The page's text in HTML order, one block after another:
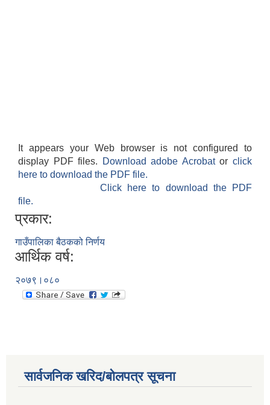
It appears your Web browser is not configured to
display PDF files.
Download adobe Acrobatorclick
here to download the PDF file.
Click here to download the PDF
file.
प्रकार:
गाउँपालिका बैठकको निर्णय
आर्थिक वर्ष:
२०७९।०८०
सार्वजनिक खरिद/बोलपत्र सूचना